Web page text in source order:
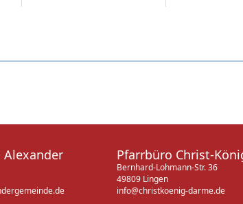
Alexander Pfarrbüro Christ-
Bernhard-Lohmann-Str. 36
49809 Lingen
info@christkoenig-darme.de